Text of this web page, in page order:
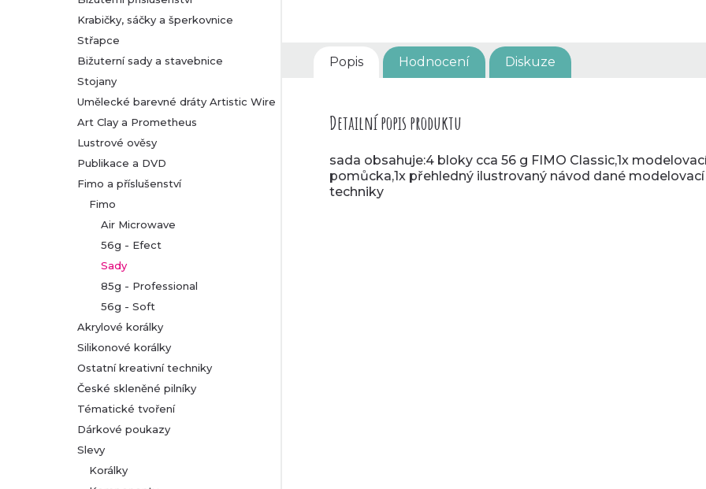
a
n
e
l
Krabičky, sáčky a šperkovnice
Střapce
Bižuterní sady a stavebnice
Stojany
Umělecké barevné dráty Artistic Wire
Art Clay a Prometheus
Lustrové ověsy
Publikace a DVD
Fimo a příslušenství
Fimo
Air Microwave
56g - Efect
Sady
85g - Professional
56g - Soft
Akrylové korálky
Silikonové korálky
Ostatní kreativní techniky
České skleněné pilníky
Tématické tvoření
Dárkové poukazy
Slevy
Korálky
Popis Hodnocení Diskuze
Detailní popis produktu
sada obsahuje:4 bloky cca 56 g FIMO Classic,1x
pomůcka,1x přehledný ilustrovaný návod dané modelovací
techniky